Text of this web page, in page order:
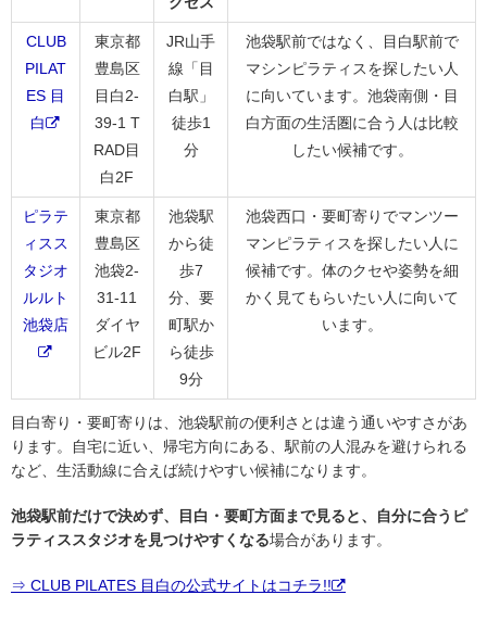
CLUB
PILAT
ES 目
白
東京都
豊島区
目白2-
39-1 T
RAD目
白2F
JR山手
線「目
白駅」
徒歩1
分
池袋駅前ではなく、目白駅前で
マシンピラティスを探したい人
に向いています。池袋南側・目
白方面の生活圏に合う人は比較
したい候補です。
ピラテ
ィスス
タジオ
ルルト
池袋店
東京都
豊島区
池袋2-
31-11
ダイヤ
ビル2F
池袋駅
から徒
歩7
分、要
町駅か
ら徒歩
9分
池袋西口・要町寄りでマンツー
マンピラティスを探したい人に
候補です。体のクセや姿勢を細
かく見てもらいたい人に向いて
います。
目白寄り・要町寄りは、池袋駅前の便利さとは違う通いやすさがあ
ります。自宅に近い、帰宅方向にある、駅前の人混みを避けられる
など、生活動線に合えば続けやすい候補になります。
池袋駅前だけで決めず、目白・要町方面まで見ると、自分に合うピ
ラティススタジオを見つけやすくなる場合があります。
⇒ CLUB PILATES 目白の公式サイトはコチラ!!